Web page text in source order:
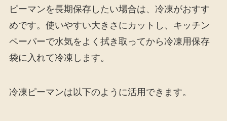
ピーマンを長期保存したい場合は、冷凍がおすす
めです。使いやすい大きさにカットし、キッチン
ペーパーで水気をよく拭き取ってから冷凍用保存
袋に入れて冷凍します。
冷凍ピーマンは以下のように活用できます。